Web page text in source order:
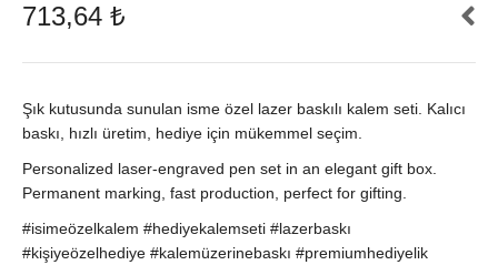
713,64 ₺
Şık kutusunda sunulan isme özel lazer baskılı kalem seti. Kalıcı
baskı, hızlı üretim, hediye için mükemmel seçim.
Personalized laser-engraved pen set in an elegant gift box.
Permanent marking, fast production, perfect for gifting.
#isimeözelkalem #hediyekalemseti #lazerbaskı
#kişiyeözelhediye #kalemüzerinebaskı #premiumhediyelik